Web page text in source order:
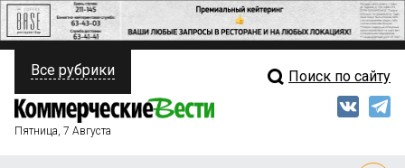
ПОЛИТИКА
ФИНАНСЫ
Свежий выпуск
Все рубрики Поиск по сайту
Пятница, 7 Августа